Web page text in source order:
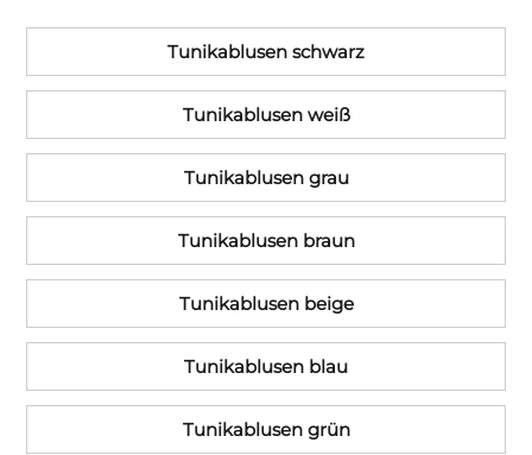
Tunikablusen schwarz
Tunikablusen weiß
Tunikablusen grau
Tunikablusen braun
Tunikablusen beige
Tunikablusen blau
Tunikablusen grün